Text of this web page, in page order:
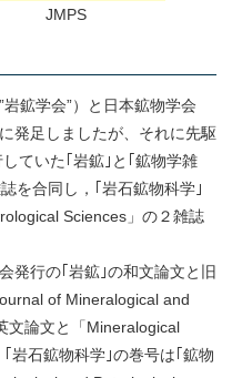
JMPS
鉱学会”）と日本鉱物学会
発足しましたが、それに先駆
ていた｢岩鉱｣と｢鉱物学雑
を合同し，｢岩石鉱物科学｣
Sciences」の２雑誌
発行の｢岩鉱｣の和文論文と旧
of Mineralogical and
文論文と「Mineralogical
岩石鉱物科学｣の巻号は｢鉱物